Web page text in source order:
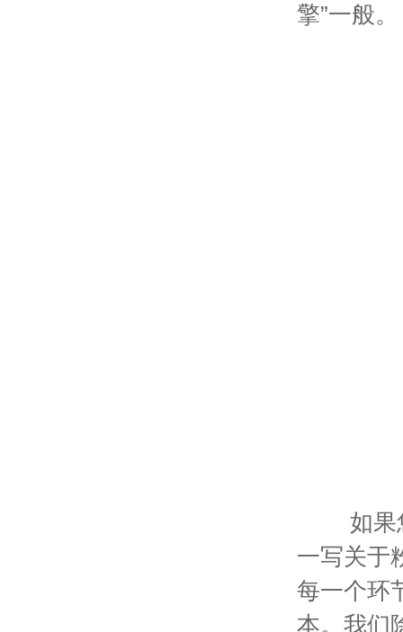
擎”一般。
如果您
一写关于
每一个环
本。我们